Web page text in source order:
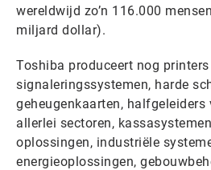
wereldwijd zo’n 116.000
miljard dollar).
Toshiba produceert nog printers
signaleringssystemen, harde
geheugenkaarten,
allerlei sectoren,
oplossingen, industriële
energieoplossingen,